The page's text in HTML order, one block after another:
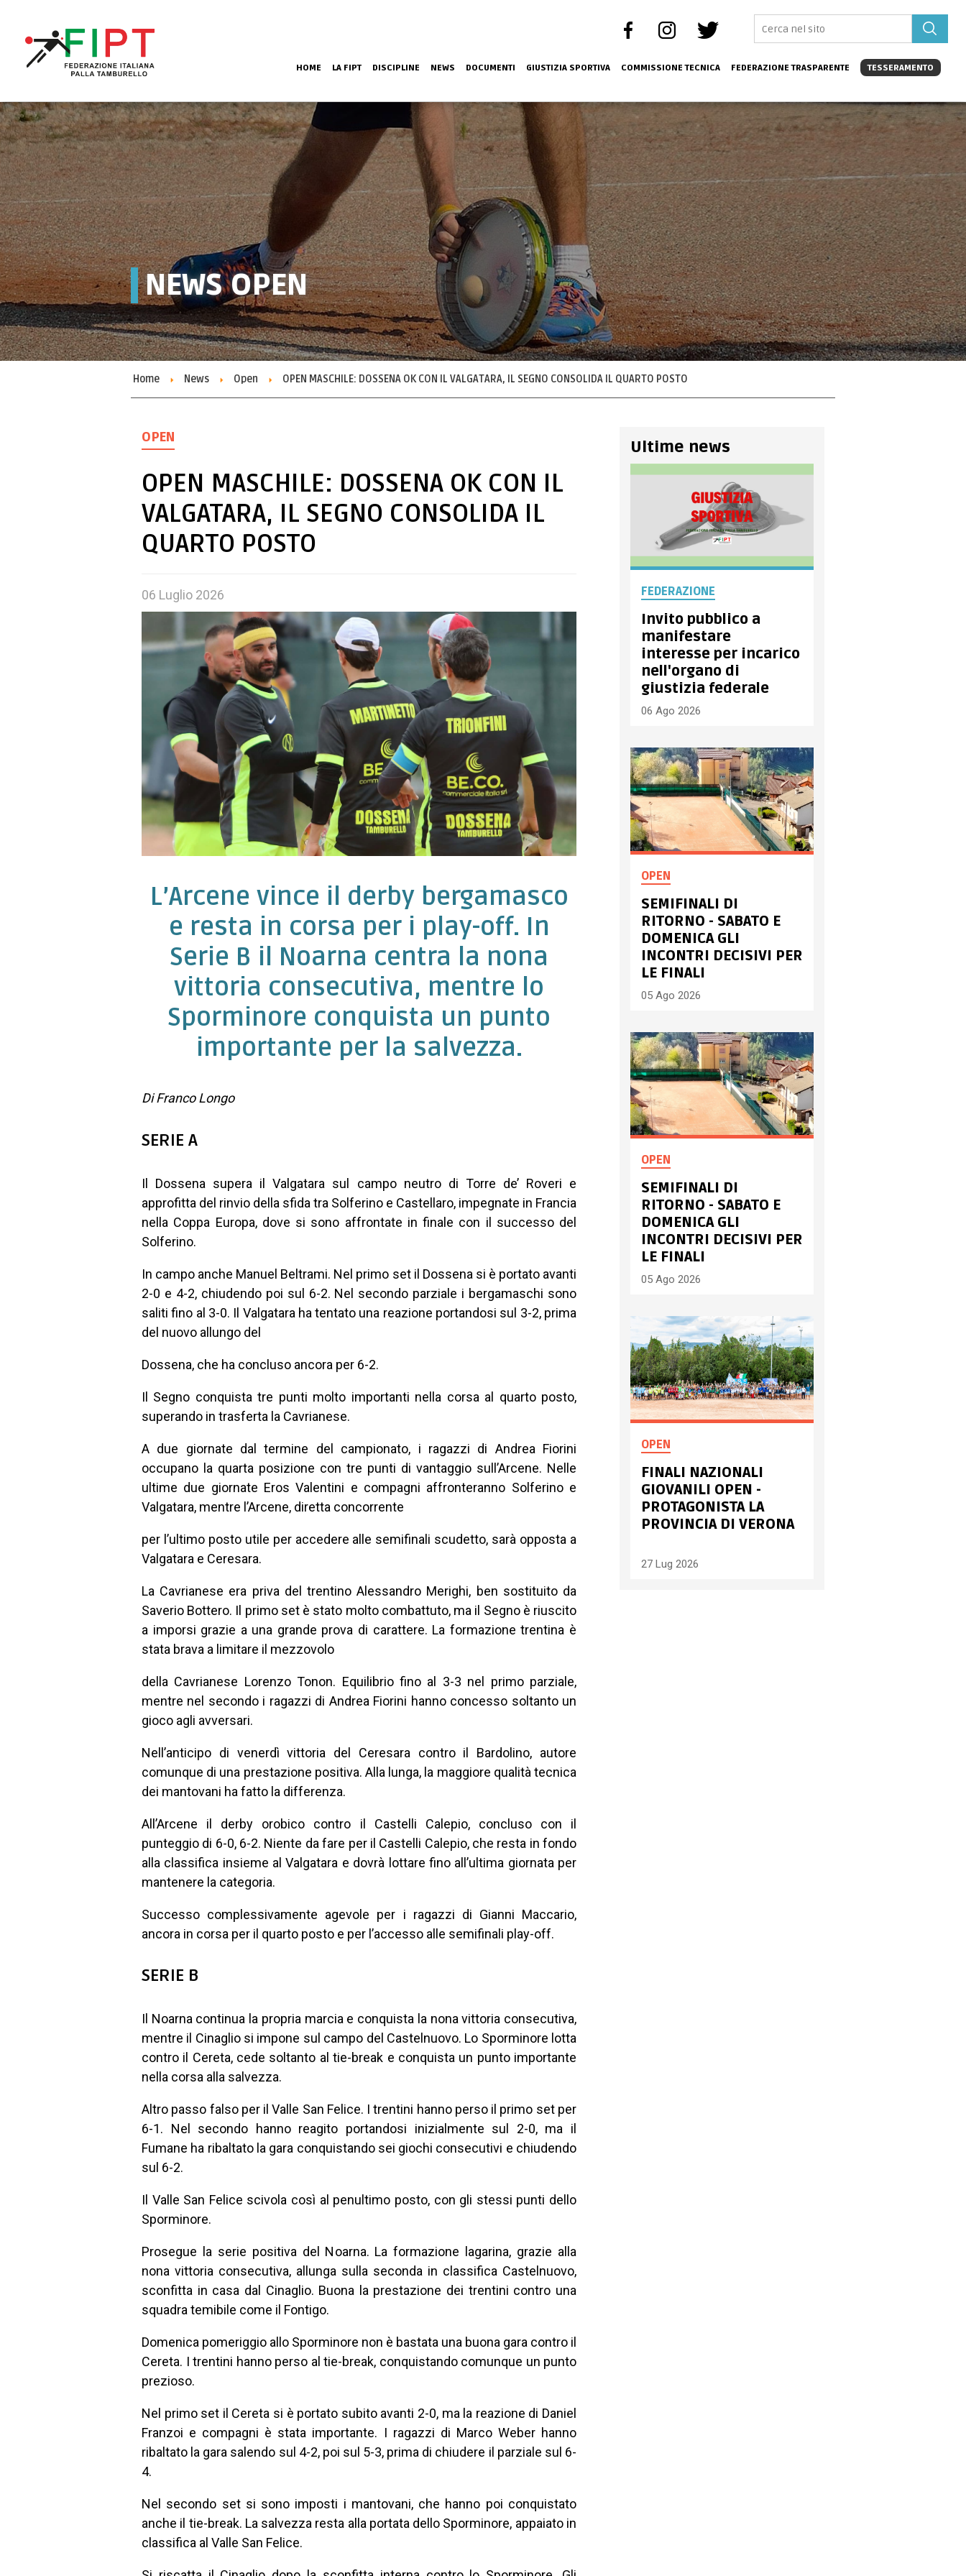
HOME LA FIPT DISCIPLINE NEWS DOCUMENTI GIUSTIZIA SPORTIVA COMMISSIONE TECNICA FEDERAZIONE TRASPARENTE TESSERAMENTO
NEWS OPEN
Home News Open OPEN MASCHILE: DOSSENA OK CON IL VALGATARA, IL SEGNO CONSOLIDA IL QUARTO POSTO
OPEN
OPEN MASCHILE: DOSSENA OK CON IL
VALGATARA, IL SEGNO CONSOLIDA IL
QUARTO POSTO
06 Luglio 2026
L’Arcene vince il derby bergamasco
e resta in corsa per i play-off. In
Serie B il Noarna centra la nona
vittoria consecutiva, mentre lo
Sporminore conquista un punto
importante per la salvezza.
Di Franco Longo
SERIE A
Il Dossena supera il Valgatara sul campo neutro di Torre de’ Roveri e
approfitta del rinvio della sfida tra Solferino e Castellaro, impegnate in Francia
nella Coppa Europa, dove si sono affrontate in finale con il successo del
Solferino.
In campo anche Manuel Beltrami. Nel primo set il Dossena si è portato avanti
2-0 e 4-2, chiudendo poi sul 6-2. Nel secondo parziale i bergamaschi sono
saliti fino al 3-0. Il Valgatara ha tentato una reazione portandosi sul 3-2, prima
del nuovo allungo del
Dossena, che ha concluso ancora per 6-2.
Il Segno conquista tre punti molto importanti nella corsa al quarto posto,
superando in trasferta la Cavrianese.
A due giornate dal termine del campionato, i ragazzi di Andrea Fiorini
occupano la quarta posizione con tre punti di vantaggio sull’Arcene. Nelle
ultime due giornate Eros Valentini e compagni affronteranno Solferino e
Valgatara, mentre l’Arcene, diretta concorrente
per l’ultimo posto utile per accedere alle semifinali scudetto, sarà opposta a
Valgatara e Ceresara.
La Cavrianese era priva del trentino Alessandro Merighi, ben sostituito da
Saverio Bottero. Il primo set è stato molto combattuto, ma il Segno è riuscito
a imporsi grazie a una grande prova di carattere. La formazione trentina è
stata brava a limitare il mezzovolo
della Cavrianese Lorenzo Tonon. Equilibrio fino al 3-3 nel primo parziale,
mentre nel secondo i ragazzi di Andrea Fiorini hanno concesso soltanto un
gioco agli avversari.
Nell’anticipo di venerdì vittoria del Ceresara contro il Bardolino, autore
comunque di una prestazione positiva. Alla lunga, la maggiore qualità tecnica
dei mantovani ha fatto la differenza.
All’Arcene il derby orobico contro il Castelli Calepio, concluso con il
punteggio di 6-0, 6-2. Niente da fare per il Castelli Calepio, che resta in fondo
alla classifica insieme al Valgatara e dovrà lottare fino all’ultima giornata per
mantenere la categoria.
Successo complessivamente agevole per i ragazzi di Gianni Maccario,
ancora in corsa per il quarto posto e per l’accesso alle semifinali play-off.
SERIE B
Il Noarna continua la propria marcia e conquista la nona vittoria consecutiva,
mentre il Cinaglio si impone sul campo del Castelnuovo. Lo Sporminore lotta
contro il Cereta, cede soltanto al tie-break e conquista un punto importante
nella corsa alla salvezza.
Altro passo falso per il Valle San Felice. I trentini hanno perso il primo set per
6-1. Nel secondo hanno reagito portandosi inizialmente sul 2-0, ma il
Fumane ha ribaltato la gara conquistando sei giochi consecutivi e chiudendo
sul 6-2.
Il Valle San Felice scivola così al penultimo posto, con gli stessi punti dello
Sporminore.
Prosegue la serie positiva del Noarna. La formazione lagarina, grazie alla
nona vittoria consecutiva, allunga sulla seconda in classifica Castelnuovo,
sconfitta in casa dal Cinaglio. Buona la prestazione dei trentini contro una
squadra temibile come il Fontigo.
Domenica pomeriggio allo Sporminore non è bastata una buona gara contro il
Cereta. I trentini hanno perso al tie-break, conquistando comunque un punto
prezioso.
Nel primo set il Cereta si è portato subito avanti 2-0, ma la reazione di Daniel
Franzoi e compagni è stata importante. I ragazzi di Marco Weber hanno
ribaltato la gara salendo sul 4-2, poi sul 5-3, prima di chiudere il parziale sul 6-
4.
Nel secondo set si sono imposti i mantovani, che hanno poi conquistato
anche il tie-break. La salvezza resta alla portata dello Sporminore, appaiato in
classifica al Valle San Felice.
Ultime news
FEDERAZIONE
Invito pubblico a
manifestare
interesse per incarico
nell'organo di
giustizia federale
06 Ago 2026
OPEN
SEMIFINALI DI
RITORNO - SABATO E
DOMENICA GLI
INCONTRI DECISIVI PER
LE FINALI
05 Ago 2026
OPEN
SEMIFINALI DI
RITORNO - SABATO E
DOMENICA GLI
INCONTRI DECISIVI PER
LE FINALI
05 Ago 2026
OPEN
FINALI NAZIONALI
GIOVANILI OPEN -
PROTAGONISTA LA
PROVINCIA DI VERONA
27 Lug 2026